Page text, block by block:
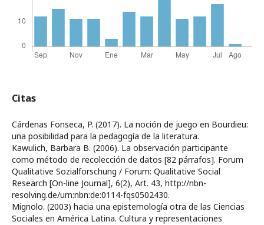
Citas
Cárdenas Fonseca, P. (2017). La noción de juego en Bourdieu:
una posibilidad para la pedagogía de la literatura.
Kawulich, Barbara B. (2006). La observación participante
como método de recolección de datos [82 párrafos]. Forum
Qualitative Sozialforschung / Forum: Qualitative Social
Research [On-line Journal], 6(2), Art. 43, http://nbn-
resolving.de/urn:nbn:de:0114-fqs0502430.
Mignolo. (2003) hacia una epistemología otra de las Ciencias
Sociales en América Latina. Cultura y representaciones